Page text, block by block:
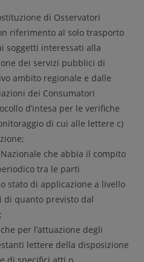
di Osservatori
riferimento al solo trasporto
soggetti interessati alla
dei servizi pubblici di
ambito regionale e dalle
dei Consumatori
d’intesa per le verifiche
di cui alle lettere c)
che abbia il compito
tra le parti
stato di applicazione a livello
di quanto previsto dal
per l’attuazione degli
lettere della disposizione
di specifici atti o